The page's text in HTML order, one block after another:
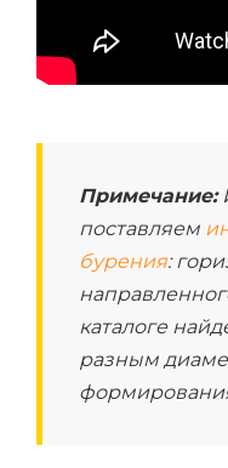
Примечание:
поставляем
бурения:
каталоге
разным